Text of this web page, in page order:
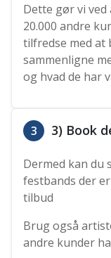
Dette gør vi ved
20.000 andre
tilfredse med at
sammenligne
og hvad de har
3 3) Book
Dermed kan du
festbands der
tilbud
Brug også
andre kunder